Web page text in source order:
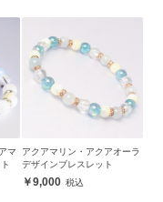
マ
アクアマリン・アクアオーラ
デザインブレスレット
9,000